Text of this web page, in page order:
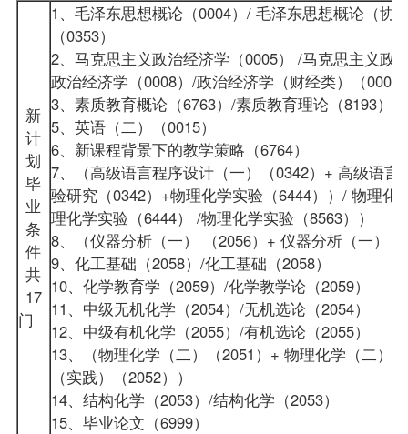
新
计
划
毕
业
条
件
共
17
门
1、毛泽东思想概论（0004）/ 毛泽东思想概论（协
（0353）
2、马克思主义政治经济学（0005） /马克思主义政
政治经济学（0008）/政治经济学（财经类）
（
3、素质教育概论（6763）/素质教育理论（8193） /
5、 英语（二）
（0015）
6、新课程背景下的教学策略（6764）
7、（高级语言程序设计（一）
（0342）+ 高级语
验研究（0342）+物理化学实验（6444））/ 物理
理化学实验（6444） /物理化学实验（8563））
8、（仪器分析（一） （2056）+ 仪器分析（一）
9、化工基础（2058）/化工基础（2058）
10、化学教育学（2059）/化学教学论（2059）
11、中级无机化学（2054）/无机选论（2054）
12、中级有机化学（2055）/有机选论（2055）
13、（物理化学（二）（2051）+ 物理化学（二）
（实践）（2052））
14、结构化学（2053）/结构化学（2053）
15、毕业论文（6999）